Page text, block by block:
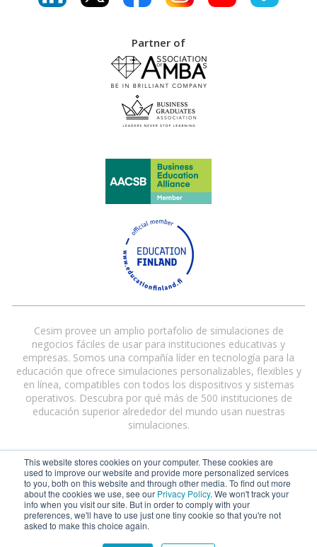
This website stores cookies on your computer. These cookies are
used to improve our website and provide more personalized services
to you, both on this website and through other media. To find out more
about the cookies we use, see our Privacy Policy. We won't track your
info when you visit our site. But in order to comply with your
preferences, we'll have to use just one tiny cookie so that you're not
asked to make this choice again.
Partner of
Cesim provee un amplio portafolio de simulaciones de
negocios fáciles de usar para instituciones educativas y
empresas. Somos una compañía líder en tecnología para la
educación que ofrece simulaciones personalizables, flexibles y
en línea, compatibles con todos los dispositivos y sistemas
operativos. Descubra por qué más de 500 instituciones de
educación superior alrededor del mundo usan nuestras
simulaciones.
Cesim® and Cesim Global Challenge® are registered trademarks of Cesim
Oy in the United States and/or other countries.